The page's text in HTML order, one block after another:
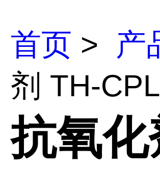
首页 > 产
剂 TH-CPL
抗氧